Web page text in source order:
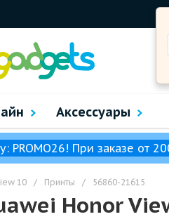
Аксессуары
При заказе от
10 / Принты / 56860-21615
Honor